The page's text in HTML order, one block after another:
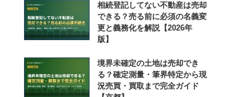
相続登記してない不動産は売却
できる？売る前に必須の名義変
更と義務化を解説【2026年
版】
境界未確定の土地は売却でき
る？確定測量・筆界特定から現
況売買・買取まで完全ガイド